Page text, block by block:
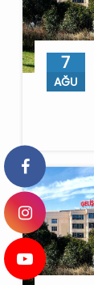
7
AĞU